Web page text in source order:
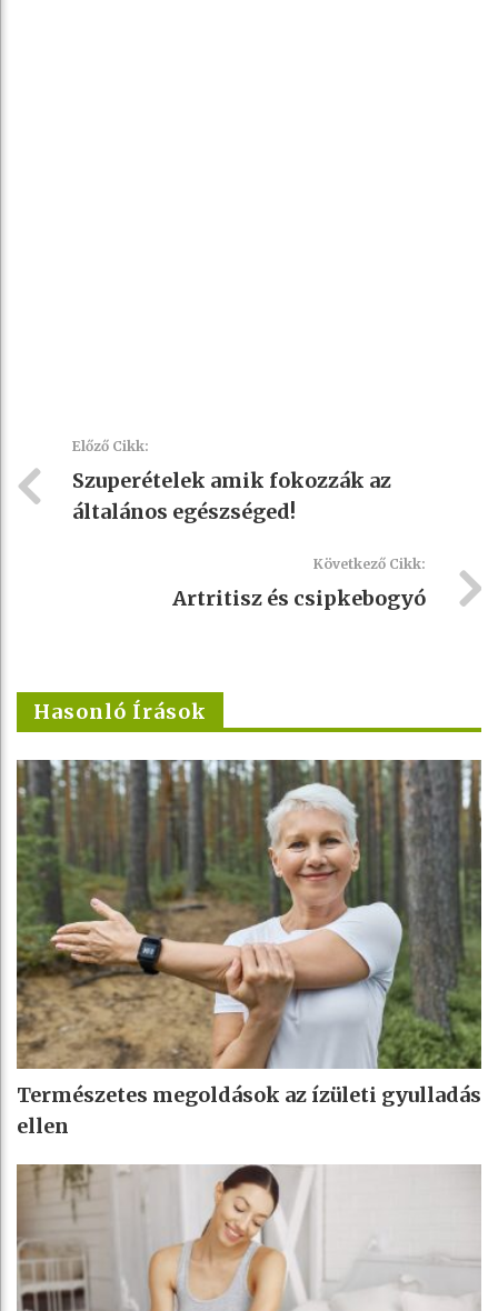
Előző Cikk:
Szuperételek amik fokozzák az
általános egészséged!
Következő Cikk:
Artritisz és csipkebogyó
Hasonló Írások
Természetes megoldások az ízületi gyulladás
ellen